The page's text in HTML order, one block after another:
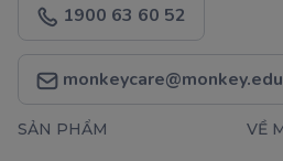
1900 63 60 52
SẢN PHẨM VỀ